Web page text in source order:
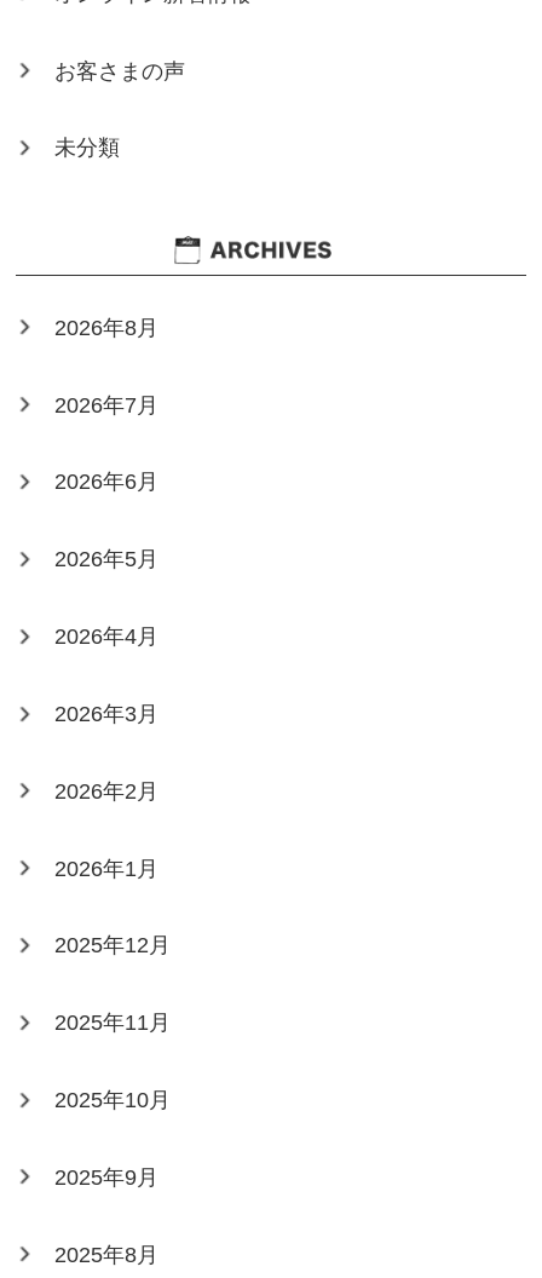
お客さまの声
未分類
2026年8月
2026年7月
2026年6月
2026年5月
2026年4月
2026年3月
2026年2月
2026年1月
2025年12月
2025年11月
2025年10月
2025年9月
2025年8月